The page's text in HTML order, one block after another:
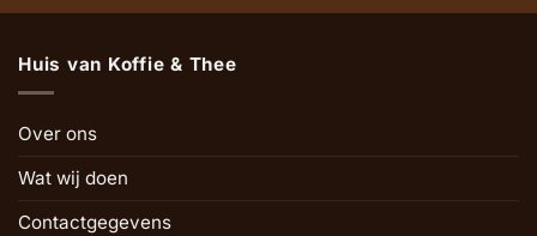
Huis van Koffie & Thee
Over ons
Wat wij doen
Contactgegevens